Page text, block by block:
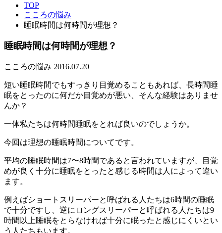
TOP
こころの悩み
睡眠時間は何時間が理想？
睡眠時間は何時間が理想？
こころの悩み 2016.07.20
短い睡眠時間でもすっきり目覚めることもあれば、長時間睡
眠をとったのに何だか目覚めが悪い、そんな経験はありませ
んか？
一体私たちは何時間睡眠をとれば良いのでしょうか。
今回は理想の睡眠時間についてです。
平均の睡眠時間は7〜8時間であると言われていますが、目覚
めが良く十分に睡眠をとったと感じる時間は人によって違い
ます。
例えばショートスリーパーと呼ばれる人たちは6時間の睡眠
で十分ですし、逆にロングスリーパーと呼ばれる人たちは9
時間以上睡眠をとらなければ十分に眠ったと感じにくいとい
う人たちもいます。